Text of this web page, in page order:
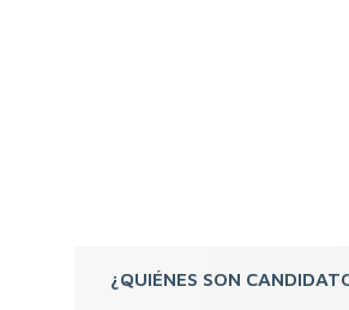
¿QUIÉNES SON